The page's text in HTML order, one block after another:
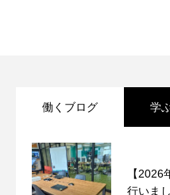
働くブログ 学
【
行いま